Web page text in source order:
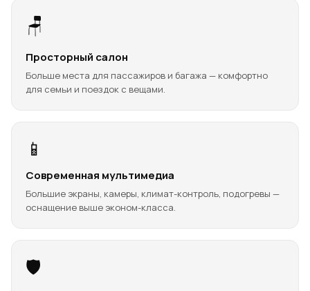
🪑
Просторный салон
Больше места для пассажиров и багажа — комфортно
для семьи и поездок с вещами.
📱
Современная мультимедиа
Большие экраны, камеры, климат-контроль, подогревы —
оснащение выше эконом-класса.
🛡️